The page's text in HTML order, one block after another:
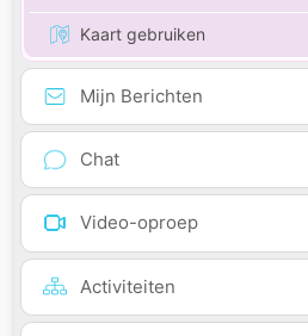
Kaart gebruiken
Mijn Berichten
Chat
Video-oproep
Activiteiten